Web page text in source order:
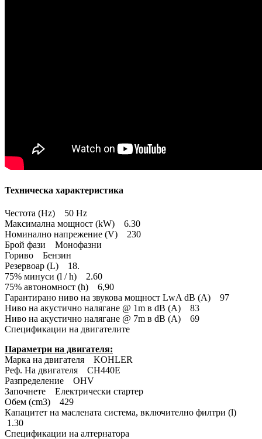
Техническа характеристика
Честота (Hz) 50 Hz
Максимална мощност (kW) 6.30
Номинално напрежение (V) 230
Брой фази Монофазни
Гориво Бензин
Резервоар (L) 18.
75% минуси (l / h) 2.60
75% автономност (h) 6,90
Гарантирано ниво на звукова мощност LwA dB (A) 97
Ниво на акустично налягане @ 1m в dB (A) 83
Ниво на акустично налягане @ 7m в dB (A) 69
Спецификации на двигателите
Параметри на двигателя:
Марка на двигателя KOHLER
Реф. На двигателя CH440E
Разпределение OHV
Започнете Електрически стартер
Обем (cm3) 429
Капацитет на маслената система, включително филтри (l)
1.30
Спецификации на алтернатора